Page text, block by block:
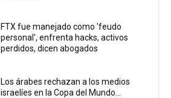
FTX fue manejado como 'feudo
personal', enfrenta hacks, activos
perdidos, dicen abogados
Los árabes rechazan a los medios
israelíes en la Copa del Mundo...